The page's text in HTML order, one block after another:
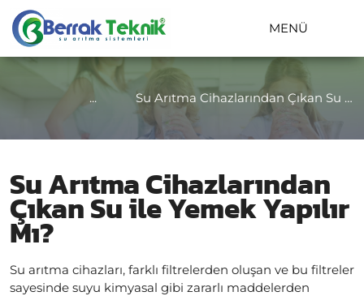
MENÜ
... Su Arıtma Cihazlarından Çıkan Su ile Yemek Yapılır Mı?
Su Arıtma Cihazlarından
Çıkan Su ile Yemek Yapılır
Mı?
Su arıtma cihazları, farklı filtrelerden oluşan ve bu filtreler
sayesinde suyu kimyasal gibi zararlı maddelerden